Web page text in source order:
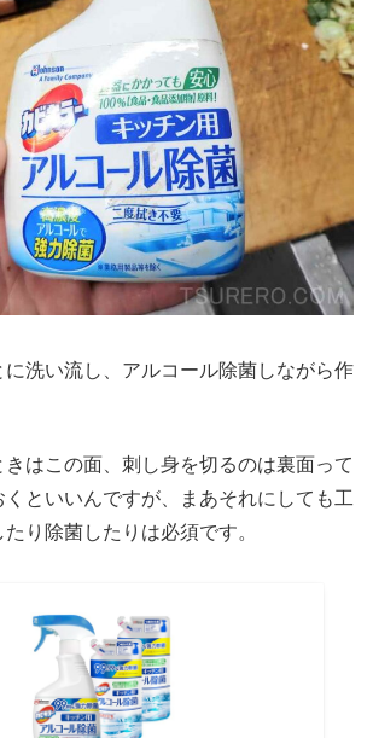
に洗い流し、アルコール除菌しながら作
きはこの面、刺し身を切るのは裏面って
といいんですが、まあそれにしても工
り除菌したりは必須です。